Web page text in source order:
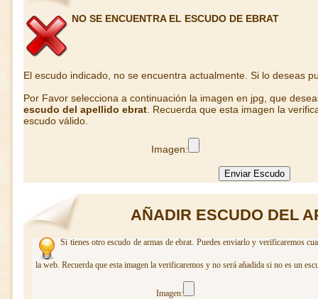
NO SE ENCUENTRA EL ESCUDO DE EBRAT
El escudo indicado, no se encuentra actualmente. Si lo deseas
Por Favor selecciona a continuación la imagen en jpg, que
escudo del apellido ebrat . Recuerda que esta imagen la
escudo válido.
Imagen:
AÑADIR ESCUDO DEL
Si tienes otro escudo de armas de ebrat. Puedes enviarlo y verificaremos
la web. Recuerda que esta imagen la verificaremos y no será añadida si no es un
Imagen: